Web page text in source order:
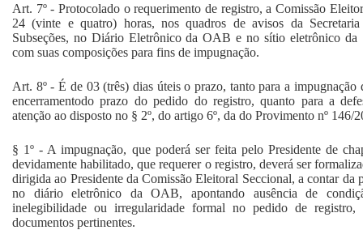
Art. 7º - Protocolado o requerimento de registro, a Comissão
24 (vinte e quatro) horas, nos quadros de avisos da
Subseções, no Diário Eletrônico da OAB e no sítio eletrônico da
com suas composições para fins de impugnação.
Art. 8º - É de 03 (três) dias úteis o prazo, tanto para a impugnação
encerramentodo prazo do pedido do registro, quanto para a
atenção ao disposto no § 2º, do artigo 6º, da do Provimento nº
§ 1º - A impugnação, que poderá ser feita pelo Presidente de
devidamente habilitado, que requerer o registro, deverá ser
dirigida ao Presidente da Comissão Eleitoral Seccional, a contar da
no diário eletrônico da OAB, apontando ausência de
inelegibilidade ou irregularidade formal no pedido de
documentos pertinentes.